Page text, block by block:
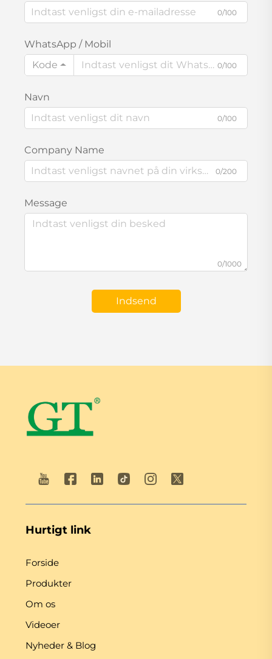
0/100
WhatsApp / Mobil
Kode
0/100
Navn
0/100
Company Name
0/200
Message
0/1000
Indsend
Hurtigt link
Forside
Produkter
Om os
Videoer
Nyheder & Blog